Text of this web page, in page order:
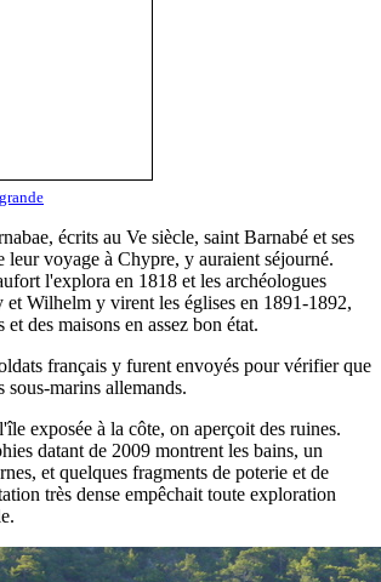
écrits au Ve siècle, saint Barnabé et ses
leur voyage à Chypre, y auraient séjourné.
l'explora en 1818 et les archéologues
et Wilhelm y virent les églises en 1891-1892,
et des maisons en assez bon état.
français y furent envoyés pour vérifier que
sous-marins allemands.
exposée à la côte, on aperçoit des ruines.
datant de 2009 montrent les bains, un
et quelques fragments de poterie et de
très dense empêchait toute exploration